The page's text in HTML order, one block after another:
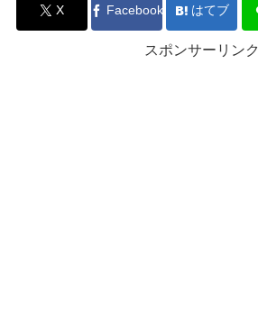
X Facebook はてブ
スポンサーリンク